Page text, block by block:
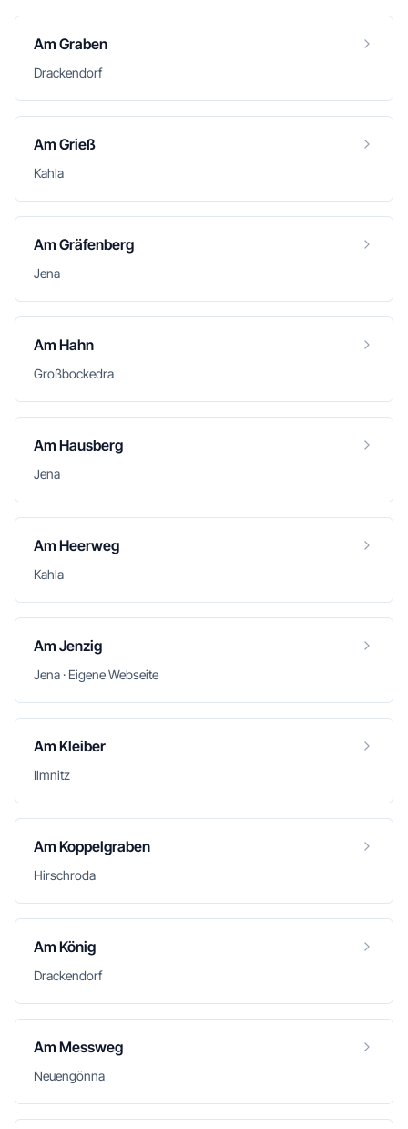
Am Graben
Drackendorf
Am Grieß
Kahla
Am Gräfenberg
Jena
Am Hahn
Großbockedra
Am Hausberg
Jena
Am Heerweg
Kahla
Am Jenzig
Jena · Eigene Webseite
Am Kleiber
Ilmnitz
Am Koppelgraben
Hirschroda
Am König
Drackendorf
Am Messweg
Neuengönna